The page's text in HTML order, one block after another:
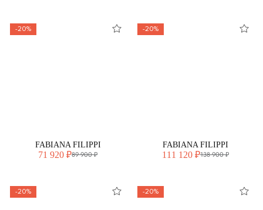
-20%
FABIANA FILIPPI
71 920 ₽89 900 ₽
-20%
FABIANA FILIPPI
111 120 ₽138 900 ₽
-20% -20%